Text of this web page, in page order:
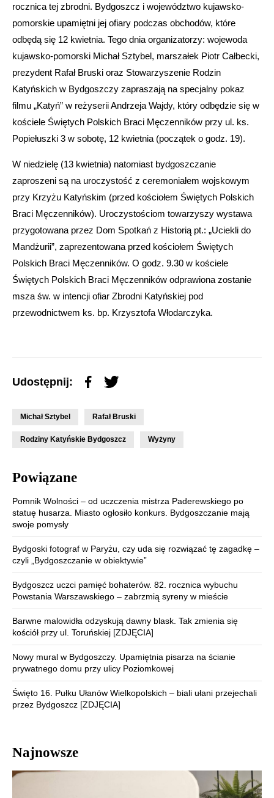
rocznica tej zbrodni. Bydgoszcz i województwo kujawsko-
pomorskie upamiętni jej ofiary podczas obchodów, które
odbędą się 12 kwietnia. Tego dnia organizatorzy: wojewoda
kujawsko-pomorski Michał Sztybel, marszałek Piotr Całbecki,
prezydent Rafał Bruski oraz Stowarzyszenie Rodzin
Katyńskich w Bydgoszczy zapraszają na specjalny pokaz
filmu „Katyń” w reżyserii Andrzeja Wajdy, który odbędzie się w
kościele Świętych Polskich Braci Męczenników przy ul. ks.
Popiełuszki 3 w sobotę, 12 kwietnia (początek o godz. 19).
W niedzielę (13 kwietnia) natomiast bydgoszczanie
zaproszeni są na uroczystość z ceremoniałem wojskowym
przy Krzyżu Katyńskim (przed kościołem Świętych Polskich
Braci Męczenników). Uroczystościom towarzyszy wystawa
przygotowana przez Dom Spotkań z Historią pt.: „Uciekli do
Mandżurii”, zaprezentowana przed kościołem Świętych
Polskich Braci Męczenników. O godz. 9.30 w kościele
Świętych Polskich Braci Męczenników odprawiona zostanie
msza św. w intencji ofiar Zbrodni Katyńskiej pod
przewodnictwem ks. bp. Krzysztofa Włodarczyka.
Udostępnij:
Michał Sztybel Rafał Bruski
Rodziny Katyńskie Bydgoszcz Wyżyny
Powiązane
Pomnik Wolności – od uczczenia mistrza Paderewskiego po
statuę husarza. Miasto ogłosiło konkurs. Bydgoszczanie mają
swoje pomysły
Bydgoski fotograf w Paryżu, czy uda się rozwiązać tę zagadkę –
czyli „Bydgoszczanie w obiektywie”
Bydgoszcz uczci pamięć bohaterów. 82. rocznica wybuchu
Powstania Warszawskiego – zabrzmią syreny w mieście
Barwne malowidła odzyskują dawny blask. Tak zmienia się
kościół przy ul. Toruńskiej [ZDJĘCIA]
Nowy mural w Bydgoszczy. Upamiętnia pisarza na ścianie
prywatnego domu przy ulicy Poziomkowej
Święto 16. Pułku Ułanów Wielkopolskich – biali ułani przejechali
przez Bydgoszcz [ZDJĘCIA]
Najnowsze